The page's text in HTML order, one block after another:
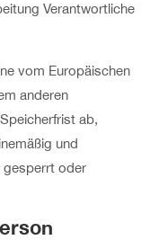
Verantwortliche
vom Europäischen
anderen
ab,
und
gesperrt oder